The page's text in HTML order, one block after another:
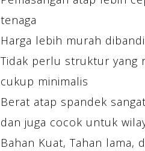
tenaga
Harga lebih murah
Tidak perlu struktur yang
cukup minimalis
Berat atap spandek
dan juga cocok untuk
Bahan Kuat, Tahan lama,